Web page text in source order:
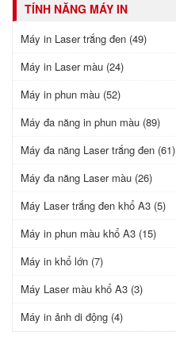
TÍNH NĂNG MÁY IN
Máy in Laser trắng đen (49)
Máy in Laser màu (24)
Máy in phun màu (52)
Máy đa năng in phun màu (89)
Máy đa năng Laser trắng đen (61)
Máy đa năng Laser màu (26)
Máy Laser trắng đen khổ A3 (5)
Máy in phun màu khổ A3 (15)
Máy in khổ lớn (7)
Máy Laser màu khổ A3 (3)
Máy in ảnh di động (4)